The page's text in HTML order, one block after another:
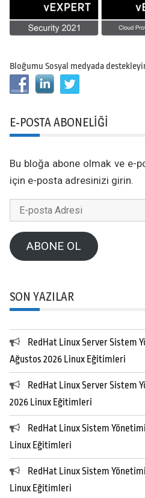
Bloğumu Sosyal medyada
E-POSTA ABONELIĞI
Bu bloğa abone olmak ve e-
için e-posta adresinizi girin.
posta
AdresiABONE OL
SON YAZILAR
RedHat Linux Server Sistem
Ağustos 2026 Linux Eğitimleri
RedHat Linux Server Sistem
2026 Linux Eğitimleri
RedHat Linux Sistem
Linux Eğitimleri
RedHat Linux Sistem
Linux Eğitimleri